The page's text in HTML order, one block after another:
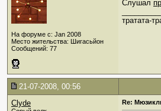
На форуме с: Jan 2008
Место жительства: Шигасьйон
Сообщений: 77
Слушал
тратата-
21-07-2008, 00:56
Clyde
Re: